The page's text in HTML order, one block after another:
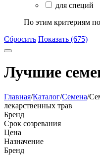
для специй
По этим критериям
Сбросить Показать (675)
Лучшие
Главная/Каталог/Семена/
лекарственных трав
Бренд
Срок созревания
Цена
Назначение
Бренд